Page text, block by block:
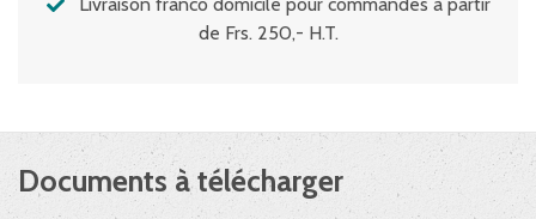
de Frs. 250,- H.T.
Documents à télécharger